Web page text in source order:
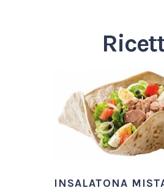
INSALATONA